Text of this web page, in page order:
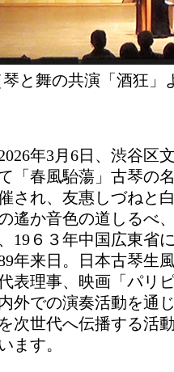
琴と舞の共演「酒狂
年3月6日、渋谷区
「春風駘蕩」古琴の
され、友惠しづねと
遙か音色の道しるべ
19６３年中国広東省
年来日。日本古琴生
表理事、映画「パリ
外での演奏活動を通
次世代へ伝播する活
ます。